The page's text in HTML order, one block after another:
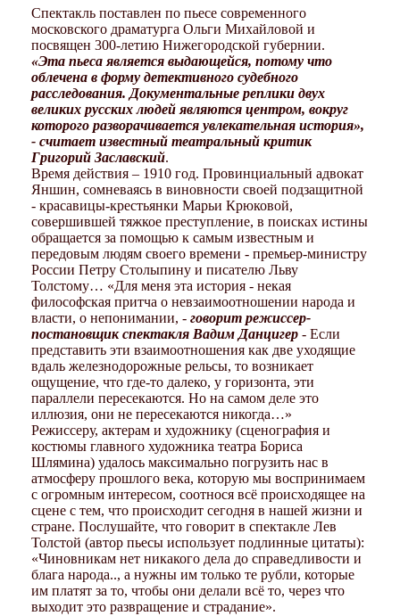
Спектакль поставлен по пьесе современного
московского драматурга Ольги Михайловой и
посвящен 300-летию Нижегородской губернии.
«Эта пьеса является выдающейся, потому что
облечена в форму детективного судебного
расследования. Документальные реплики двух
великих русских людей являются центром, вокруг
которого разворачивается увлекательная история»,
- считает известный театральный критик
Григорий Заславский.
Время действия – 1910 год. Провинциальный адвокат
Яншин, сомневаясь в виновности своей подзащитной
- красавицы-крестьянки Марьи Крюковой,
совершившей тяжкое преступление, в поисках истины
обращается за помощью к самым известным и
передовым людям своего времени - премьер-министру
России Петру Столыпину и писателю Льву
Толстому… «Для меня эта история - некая
философская притча о невзаимоотношении народа и
власти, о непонимании, - говорит режиссер-
постановщик спектакля Вадим Данцигер - Если
представить эти взаимоотношения как две уходящие
вдаль железнодорожные рельсы, то возникает
ощущение, что где-то далеко, у горизонта, эти
параллели пересекаются. Но на самом деле это
иллюзия, они не пересекаются никогда…»
Режиссеру, актерам и художнику (сценография и
костюмы главного художника театра Бориса
Шлямина) удалось максимально погрузить нас в
атмосферу прошлого века, которую мы воспринимаем
с огромным интересом, соотнося всё происходящее на
сцене с тем, что происходит сегодня в нашей жизни и
стране. Послушайте, что говорит в спектакле Лев
Толстой (автор пьесы использует подлинные цитаты):
«Чиновникам нет никакого дела до справедливости и
блага народа.., а нужны им только те рубли, которые
им платят за то, чтобы они делали всё то, через что
выходит это развращение и страдание».